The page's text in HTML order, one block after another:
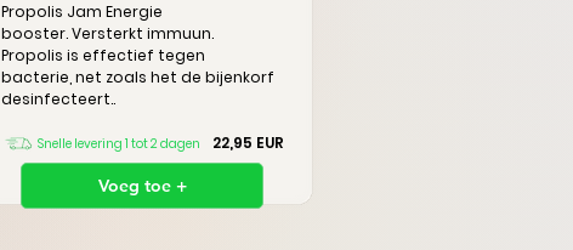
Propolis Jam Energie
booster.Versterkt immuun.
Propolis is effectief tegen
bacterie, net zoals het de bijenkorf
desinfecteert..
22,95 EUR
Snelle levering 1 tot 2 dagen
Voeg toe +